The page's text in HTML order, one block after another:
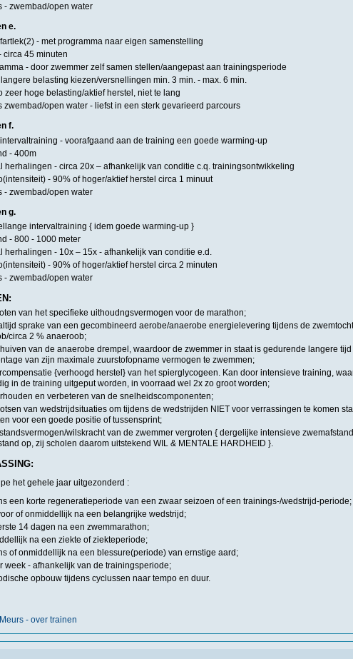
- zwembad/open water
e.
- met programma naar eigen samenstelling
circa 45 minuten
- door zwemmer zelf samen stellen/aangepast aan trainingsperiode
belasting kiezen/versnellingen min. 3 min. - max. 6 min.
zeer hoge belasting/aktief herstel, niet te lang
zwembad/open water - liefst in een sterk gevarieerd parcours
f.
- voorafgaand aan de training een goede warming-up
- 400m
herhalingen - circa 20x – afhankelijk van conditie c.q. trainingsontwikkeling
- 90% of hoger/aktief herstel circa 1 minuut
- zwembad/open water
g.
intervaltraining { idem goede warming-up }
- 800 - 1000 meter
herhalingen - 10x – 15x - afhankelijk van conditie e.d.
- 90% of hoger/aktief herstel circa 2 minuten
- zwembad/open water
van het specifieke uithoudngsvermogen voor de marathon;
sprake van een gecombineerd aerobe/anaerobe energielevering tijdens de
circa 2 % anaeroob;
van de anaerobe drempel, waardoor de zwemmer in staat is gedurende langere
van zijn maximale zuurstofopname vermogen te zwemmen;
{verhoogd herstel} van het spierglycogeen. Kan door intensieve training,
in de training uitgeput worden, in voorraad wel 2x zo groot worden;
en verbeteren van de snelheidscomponenten;
van wedstrijdsituaties om tijdens de wedstrijden NIET voor verrassingen te komen
voor een goede positie of tussensprint;
wilskracht van de zwemmer vergroten { dergelijke intensieve
op, zij scholen daarom uitstekend WIL & MENTALE HARDHEID }.
het gehele jaar uitgezonderd :
een korte regeneratieperiode van een zwaar seizoen of een trainings-/wedstrijd-periode;
of onmiddellijk na een belangrijke wedstrijd;
14 dagen na een zwemmarathon;
na een ziekte of ziekteperiode;
of onmiddellijk na een blessure(periode) van ernstige aard;
week - afhankelijk van de trainingsperiode;
opbouw tijdens cyclussen naar tempo en duur.
- over trainen